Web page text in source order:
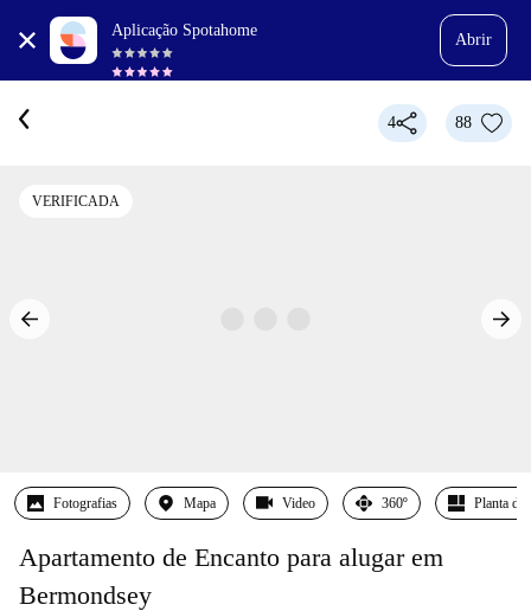
Aplicação Spotahome
Abrir
4 88
VERIFICADA
Fotografias Mapa Video 360º Planta
Apartamento de Encanto para alugar em
Bermondsey